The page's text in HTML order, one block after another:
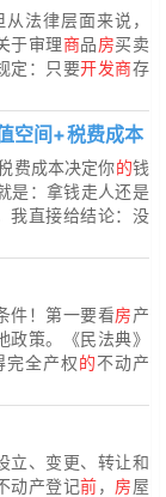
法律层面来说，
于审理商品房买卖
定：只要开发商存
空间+税费成本
费成本决定你的钱
是：拿钱走人还是
我直接给结论：没
件！第一要看房产
政策。《民法典》
完全产权的不动产
立、变更、转让和
动产登记前， 房屋